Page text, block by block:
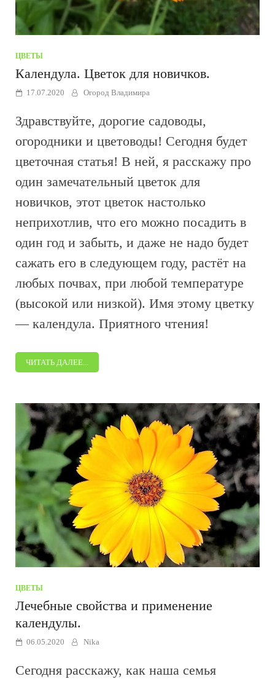
ЦВЕТЫ
Календула. Цветок для новичков.
17.07.2020 Огород Владимира
Здравствуйте, дорогие садоводы,
огородники и цветоводы! Сегодня будет
цветочная статья! В ней, я расскажу про
один замечательный цветок для
новичков, этот цветок настолько
неприхотлив, что его можно посадить в
один год и забыть, и даже не надо будет
сажать его в следующем году, растёт на
любых почвах, при любой температуре
(высокой или низкой). Имя этому цветку
— календула. Приятного чтения!
ЧИТАТЬ ДАЛЕЕ...
ЦВЕТЫ
Лечебные свойства и применение
календулы.
06.05.2020 Nika
Сегодня расскажу, как наша семья